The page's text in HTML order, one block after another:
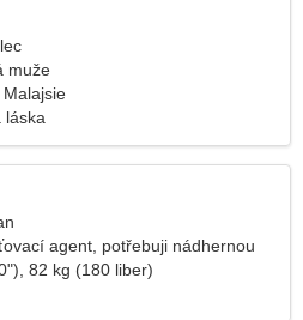
muže
láska
agent, potřebuji nádhernou
82 kg (180 liber)